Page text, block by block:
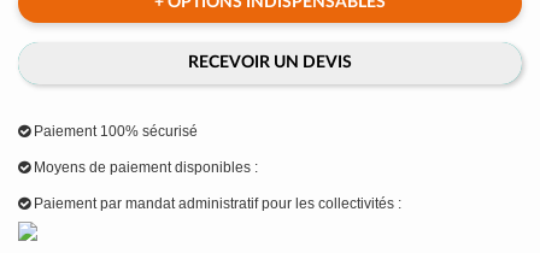
RECEVOIR UN DEVIS
Paiement 100% sécurisé
Moyens de paiement disponibles :
Paiement par mandat administratif pour les collectivités :